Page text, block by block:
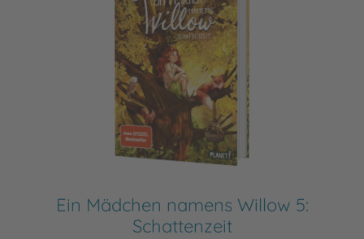
Ein Mädchen namens Willow 5:
Schattenzeit